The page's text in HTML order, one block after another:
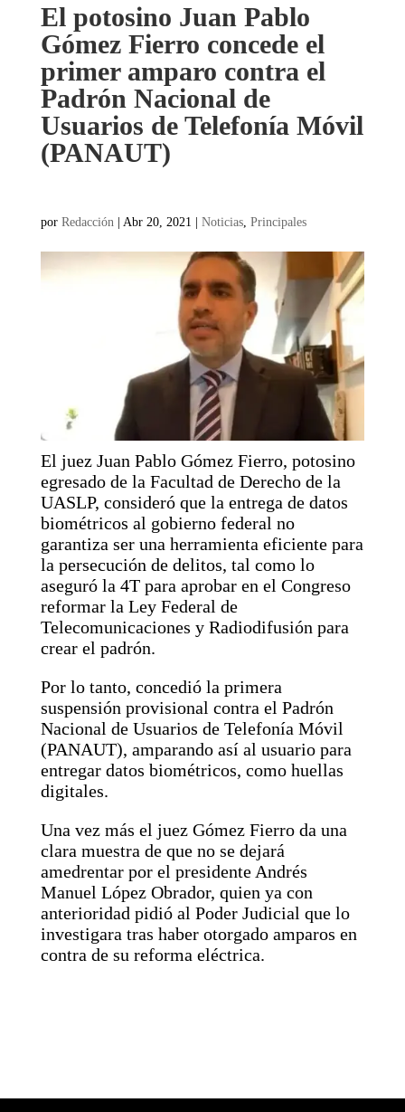
El potosino Juan Pablo
Gómez Fierro concede el
primer amparo contra el
Padrón Nacional de
Usuarios de Telefonía Móvil
(PANAUT)
por Redacción | Abr 20, 2021 | Noticias, Principales
El juez Juan Pablo Gómez Fierro, potosino
egresado de la Facultad de Derecho de la
UASLP, consideró que la entrega de datos
biométricos al gobierno federal no
garantiza ser una herramienta eficiente para
la persecución de delitos, tal como lo
aseguró la 4T para aprobar en el Congreso
reformar la Ley Federal de
Telecomunicaciones y Radiodifusión para
crear el padrón.
Por lo tanto, concedió la primera
suspensión provisional contra el Padrón
Nacional de Usuarios de Telefonía Móvil
(PANAUT), amparando así al usuario para
entregar datos biométricos, como huellas
digitales.
Una vez más el juez Gómez Fierro da una
clara muestra de que no se dejará
amedrentar por el presidente Andrés
Manuel López Obrador, quien ya con
anterioridad pidió al Poder Judicial que lo
investigara tras haber otorgado amparos en
contra de su reforma eléctrica.